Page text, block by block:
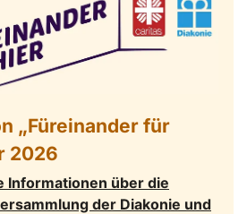
„Füreinander für
2026
Informationen über die
der Diakonie und